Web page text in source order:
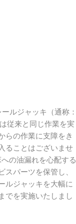
ルジャッキ（通称：
従来と同じ作業を実
らの作業に支障をき
ることはございませ
の油漏れを心配する
パーツを保管し、
ルジャッキを大幅に
でを実施いたしまし